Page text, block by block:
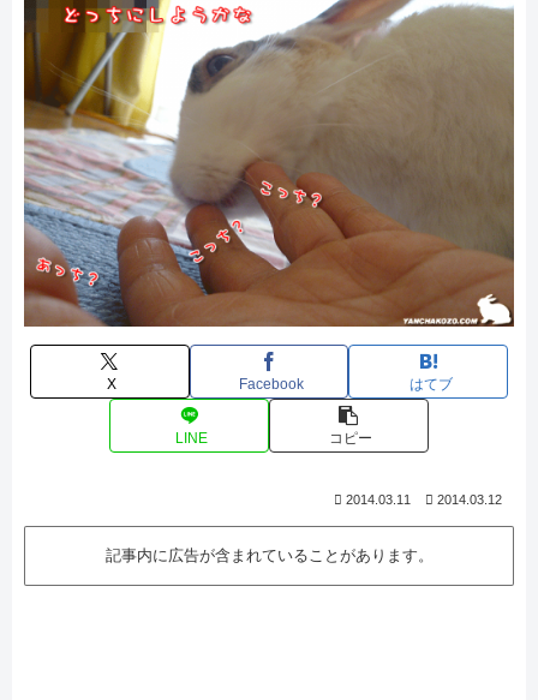
X Facebook はてブ
LINE コピー
2014.03.11 2014.03.12
記事内に広告が含まれていることがあります。